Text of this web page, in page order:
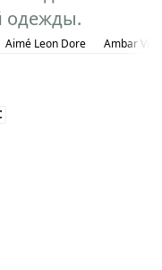
одежды.
Aimé Leon Dore Ambar